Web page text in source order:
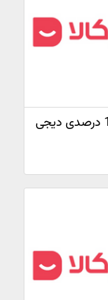
کد تخفیف 10 درصدی دیجی